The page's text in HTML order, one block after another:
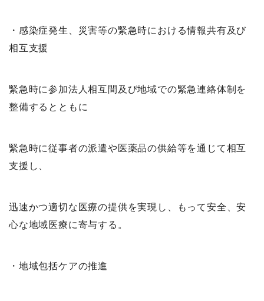
・感染症発生、災害等の緊急時における情報共有及び
相互支援
緊急時に参加法人相互間及び地域での緊急連絡体制を
整備するとともに
緊急時に従事者の派遣や医薬品の供給等を通じて相互
支援し、
迅速かつ適切な医療の提供を実現し、もって安全、安
心な地域医療に寄与する。
・地域包括ケアの推進